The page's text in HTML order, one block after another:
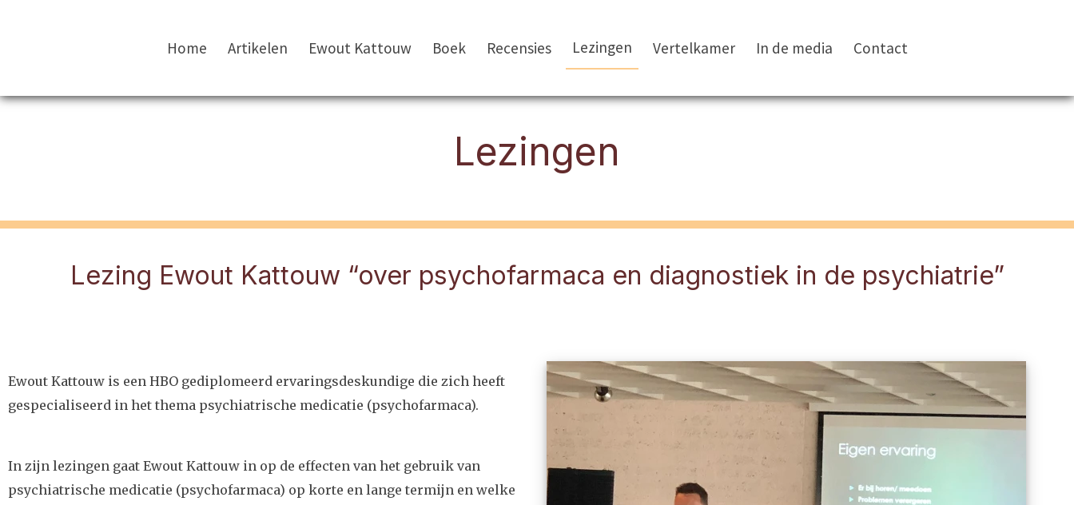
Home Artikelen Ewout Kattouw Boek Recensies Lezingen Vertelkamer In de media Contact
Lezingen
Lezing Ewout Kattouw “over psychofarmaca en diagnostiek in de psychiatrie”
Ewout Kattouw is een HBO gediplomeerd ervaringsdeskundige die zich heeft
gespecialiseerd in het thema psychiatrische medicatie (psychofarmaca).
In zijn lezingen gaat Ewout Kattouw in op de effecten van het gebruik van
psychiatrische medicatie (psychofarmaca) op korte en lange termijn en welke